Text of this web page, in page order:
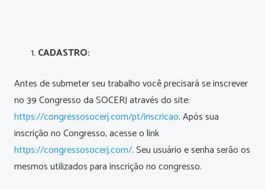
CADASTRO:
Antes de submeter seu trabalho você precisará se inscrever
no 39 Congresso da SOCERJ através do site:
https://congressosocerj.com/pt/inscricao. Após sua
inscrição no Congresso, acesse o link
https://congressosocerj.com/. Seu usuário e senha serão os
mesmos utilizados para inscrição no congresso.